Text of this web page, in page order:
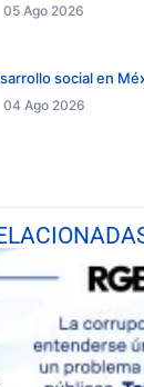
05 Ago 2026
social en
04 Ago 2026